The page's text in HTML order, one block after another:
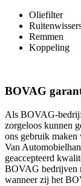
Oliefilter
Remmen
Koppeling
BOVAG
Als BOVAG-
zorgeloos kunnen
ons gebruik
Van
geaccepteerd
BOVAG bedrijven
wanneer zij het